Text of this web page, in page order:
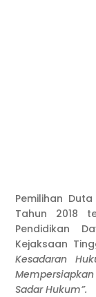
Pemilihan
Tahun 2018
Pendidikan
Kejaksaan
Kesadaran
Sadar Hukum”.